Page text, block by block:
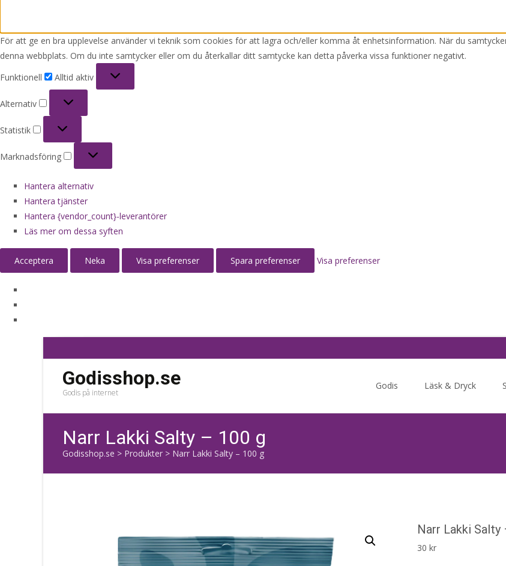
För att ge en bra upplevelse använder vi teknik som cookies för att lagra och/eller komma åt enhetsinformation. När du
denna webbplats. Om du inte samtycker eller om du återkallar ditt samtycke kan detta påverka vissa funktioner negativt.
Funktionell
Alltid aktiv
Alternativ
Statistik
Marknadsföring
Hantera alternativ
Hantera tjänster
Hantera {vendor_count}-leverantörer
Läs mer om dessa syften
Acceptera Neka Visa preferenser Spara preferenser Visa preferenser
Godisshop.se
Godis på internet
Godis Läsk & Dryck
Narr Lakki Salty – 100 g
Godisshop.se > Produkter > Narr Lakki Salty – 100 g
Narr Lakki Salty
30 kr